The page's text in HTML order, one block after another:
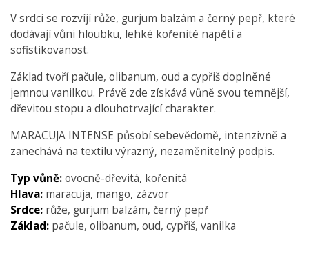
V srdci se rozvíjí růže, gurjum balzám a černý pepř, které
dodávají vůni hloubku, lehké kořenité napětí a
sofistikovanost.
Základ tvoří pačule, olibanum, oud a cypřiš doplněné
jemnou vanilkou. Právě zde získává vůně svou temnější,
dřevitou stopu a dlouhotrvající charakter.
MARACUJA INTENSE působí sebevědomě, intenzivně a
zanechává na textilu výrazný, nezaměnitelný podpis.
Typ vůně:ovocně-dřevitá, kořenitá
Hlava: maracuja, mango, zázvor
Srdce: růže, gurjum balzám, černý pepř
Základ: pačule, olibanum, oud, cypřiš, vanilka